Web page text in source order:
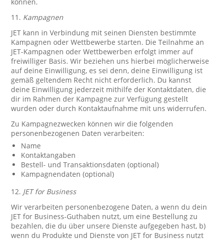
11. Kampagnen
JET kann in Verbindung mit seinen Diensten bestimmte
Kampagnen oder Wettbewerbe starten. Die Teilnahme an
JET-Kampagnen oder Wettbewerben erfolgt immer auf
freiwilliger Basis. Wir beziehen uns hierbei möglicherweise
auf deine Einwilligung, es sei denn, deine Einwilligung ist
gemäß geltendem Recht nicht erforderlich. Du kannst
deine Einwilligung jederzeit mithilfe der Kontaktdaten, die
dir im Rahmen der Kampagne zur Verfügung gestellt
wurden oder durch Kontaktaufnahme mit uns widerrufen.
Zu Kampagnezwecken können wir die folgenden
personenbezogenen Daten verarbeiten:
Name
Kontaktangaben
Bestell- und Transaktionsdaten (optional)
Kampagnendaten (optional)
12. JET for Business
Wir verarbeiten personenbezogene Daten, a wenn du dein
JET for Business-Guthaben nutzt, um eine Bestellung zu
bezahlen, die du über unsere Dienste aufgegeben hast, b)
wenn du Produkte und Dienste von JET for Business nutzt